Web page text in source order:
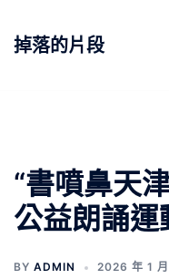
掉落的片段
“書噴鼻天
公益朗誦
BY ADMIN 2026 年 1 月